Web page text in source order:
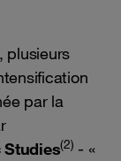
plusieurs
par la
Studies(2) - «